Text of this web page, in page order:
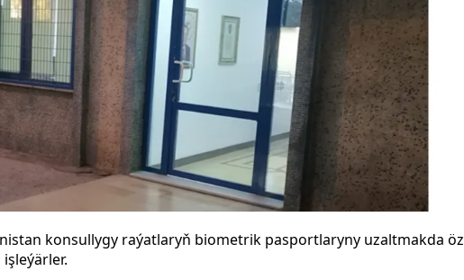
konsullygy raýatlaryň biometrik pasportlaryny uzaltmakda öz